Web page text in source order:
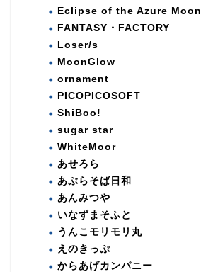
Eclipse of the Azure Moon
FANTASY・FACTORY
Loser/s
MoonGlow
ornament
PICOPICOSOFT
ShiBoo!
sugar star
WhiteMoor
あせろら
あぶらそば日和
あんみつや
いなずまそふと
うんこモリモリ丸
えのきっぷ
からあげカンパニー